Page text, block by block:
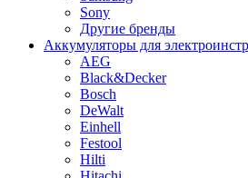
Sony
Другие бренды
Аккумуляторы для
AEG
Black&Decker
Bosch
DeWalt
Einhell
Festool
Hilti